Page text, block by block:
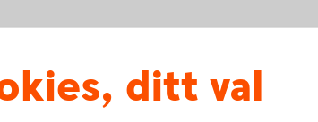
ditt val